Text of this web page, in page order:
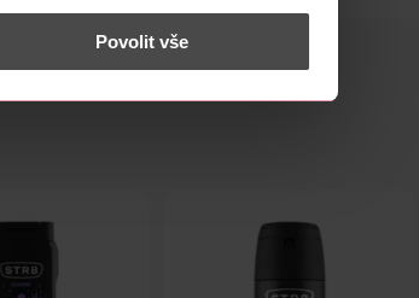
mohou nést osobní údaje.
Povolit vše